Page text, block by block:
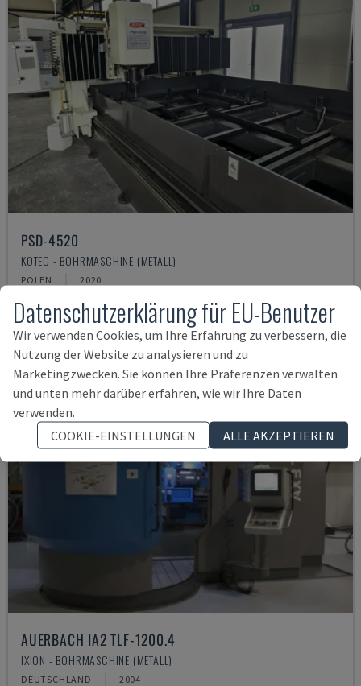
PSD-4520
KOTEC - BOHRMASCHINE (METALL)
POLEN 2020
79.000 €
AUERBACH IA2 TLF-1200.4
IXION - BOHRMASCHINE (METALL)
DEUTSCHLAND 2004
Datenschutzerklärung für EU-Benutzer
Wir verwenden Cookies, um Ihre Erfahrung zu verbessern, die
Nutzung der Website zu analysieren und zu
Marketingzwecken. Sie können Ihre Präferenzen verwalten
und unten mehr darüber erfahren, wie wir Ihre Daten
verwenden.
COOKIE-EINSTELLUNGEN
ALLE AKZEPTIEREN